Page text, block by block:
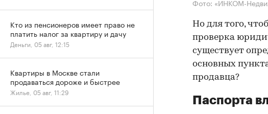
Фото: «ИНКОМ-
Но для того,
проверка
существует
основных
продавца?
Паспорта
Кто из пенсионеров имеет право не
платить налог за квартиру и дачу
Деньги, 05 авг, 12:15
Квартиры в Москве стали
продаваться дороже и быстрее
Жилье, 05 авг, 11:29